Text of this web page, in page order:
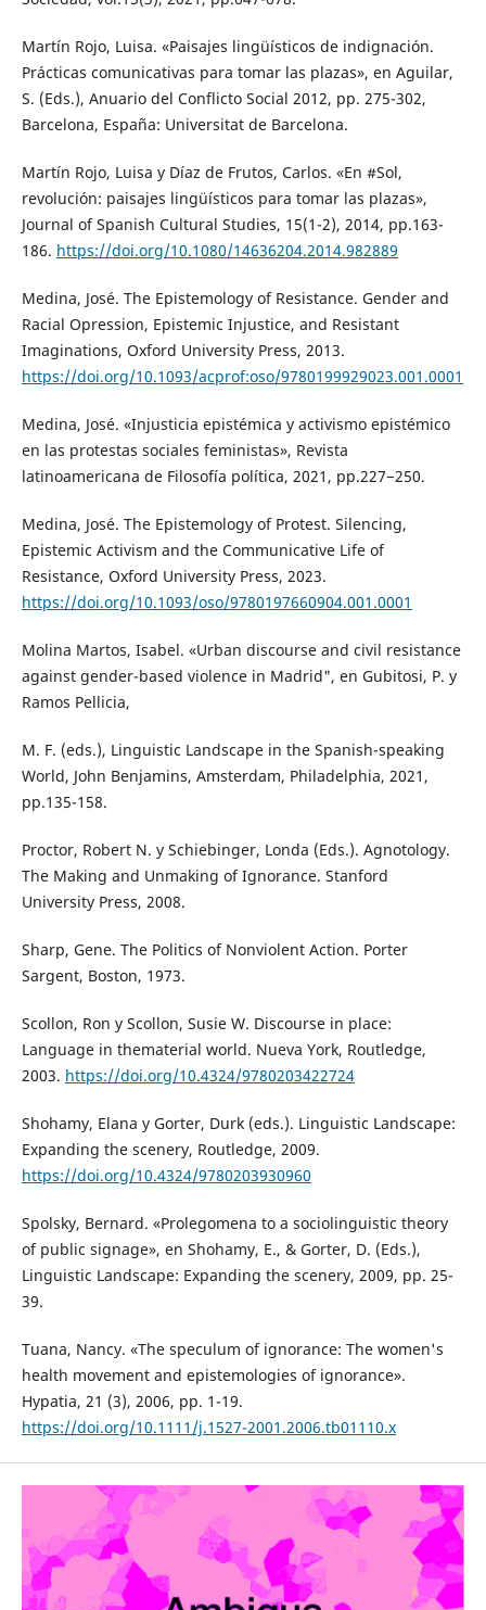
Martín Rojo, Luisa. «Paisajes lingüísticos de indignación.
Prácticas comunicativas para tomar las plazas», en Aguilar,
S. (Eds.), Anuario del Conflicto Social 2012, pp. 275-302,
Barcelona, España: Universitat de Barcelona.
Martín Rojo, Luisa y Díaz de Frutos, Carlos. «En #Sol,
revolución: paisajes lingüísticos para tomar las plazas»,
Journal of Spanish Cultural Studies, 15(1-2), 2014, pp.163-
186. https://doi.org/10.1080/14636204.2014.982889
Medina, José. The Epistemology of Resistance. Gender and
Racial Opression, Epistemic Injustice, and Resistant
Imaginations, Oxford University Press, 2013.
https://doi.org/10.1093/acprof:oso/9780199929023.001.0001
Medina, José. «Injusticia epistémica y activismo epistémico
en las protestas sociales feministas», Revista
latinoamericana de Filosofía política, 2021, pp.227−250.
Medina, José. The Epistemology of Protest. Silencing,
Epistemic Activism and the Communicative Life of
Resistance, Oxford University Press, 2023.
https://doi.org/10.1093/oso/9780197660904.001.0001
Molina Martos, Isabel. «Urban discourse and civil resistance
against gender-based violence in Madrid", en Gubitosi, P. y
Ramos Pellicia,
M. F. (eds.), Linguistic Landscape in the Spanish-speaking
World, John Benjamins, Amsterdam, Philadelphia, 2021,
pp.135-158.
Proctor, Robert N. y Schiebinger, Londa (Eds.). Agnotology.
The Making and Unmaking of Ignorance. Stanford
University Press, 2008.
Sharp, Gene. The Politics of Nonviolent Action. Porter
Sargent, Boston, 1973.
Scollon, Ron y Scollon, Susie W. Discourse in place:
Language in thematerial world. Nueva York, Routledge,
2003. https://doi.org/10.4324/9780203422724
Shohamy, Elana y Gorter, Durk (eds.). Linguistic Landscape:
Expanding the scenery, Routledge, 2009.
https://doi.org/10.4324/9780203930960
Spolsky, Bernard. «Prolegomena to a sociolinguistic theory
of public signage», en Shohamy, E., & Gorter, D. (Eds.),
Linguistic Landscape: Expanding the scenery, 2009, pp. 25-
39.
Tuana, Nancy. «The speculum of ignorance: The women's
health movement and epistemologies of ignorance».
Hypatia, 21 (3), 2006, pp. 1-19.
https://doi.org/10.1111/j.1527-2001.2006.tb01110.x